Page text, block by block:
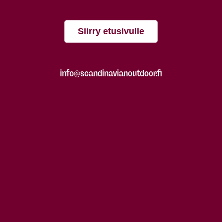
Siirry etusivulle
info@scandinavianoutdoor.fi